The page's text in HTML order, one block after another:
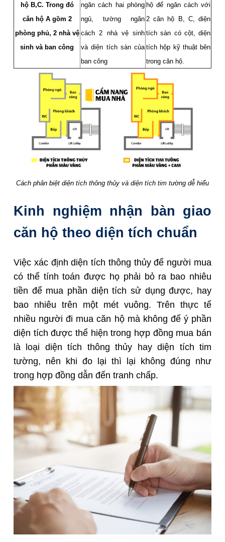
hộ B,C. Trong đó
căn hộ A gồm 2
phòng phủ, 2 nhà vệ
sinh và ban công
ngăn cách hai phòng
ngủ, tường ngăn
cách 2 nhà vệ sinh
và diện tích sàn của
ban công
hộ để ngăn cách với
2 căn hộ B, C, diện
tích sàn có cột, diện
tích hộp kỹ thuật bên
trong căn hộ.
Cách phân biệt diện tích thông thủy và diện tích tim tường dễ hiểu
Kinh nghiệm nhận bàn giao
căn hộ theo diện tích chuẩn
Việc xác định diện tích thông thủy để người mua
có thể tính toán được họ phải bỏ ra bao nhiêu
tiền để mua phần diện tích sử dụng được, hay
bao nhiêu trên một mét vuông. Trên thực tế
nhiều người đi mua căn hộ mà không để ý phần
diện tích được thể hiện trong hợp đồng mua bán
là loại diện tích thông thủy hay diện tích tim
tường, nên khi đo lại thì lại không đúng như
trong hợp đồng dẫn đến tranh chấp.